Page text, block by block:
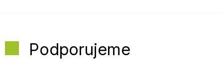
Podporujeme